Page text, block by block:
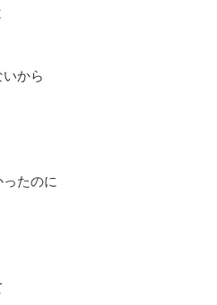
から
たのに